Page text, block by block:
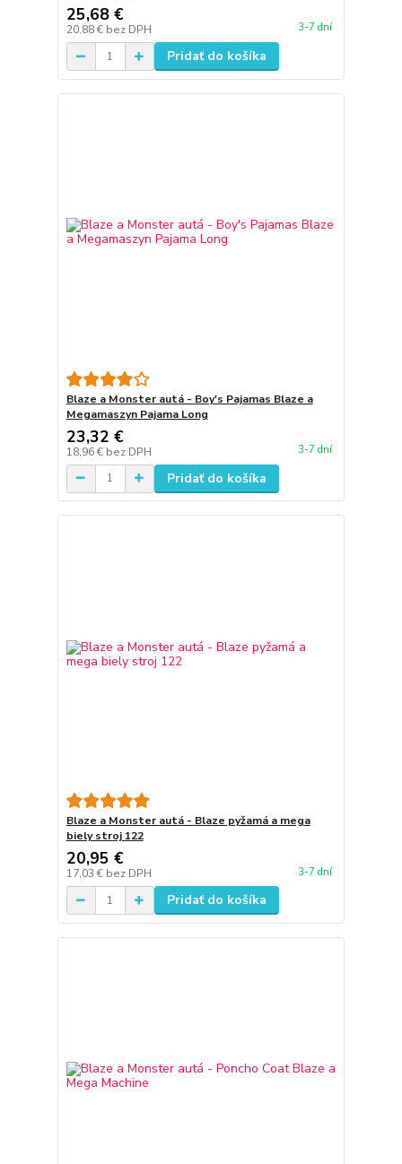
25,68 €
20,88 € bez DPH 3-7 dní
Pridať do košíka
Blaze a Monster autá - Boy's Pajamas Blaze a
Megamaszyn Pajama Long
23,32 €
18,96 € bez DPH 3-7 dní
Pridať do košíka
Blaze a Monster autá - Blaze pyžamá a mega
biely stroj 122
20,95 €
17,03 € bez DPH 3-7 dní
Pridať do košíka